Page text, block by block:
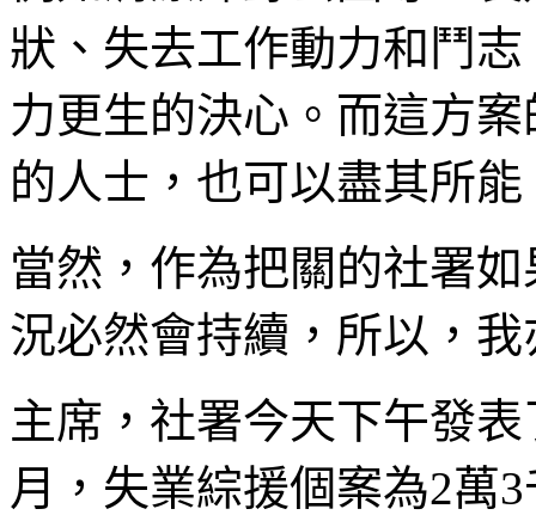
狀、失去工作動力和鬥
力更生的決心。而這方
的人士，也可以盡其所
當然，作為把關的社署
況必然會持續，所以，
主席，社署今天下午發
月，失業綜援個案為2萬